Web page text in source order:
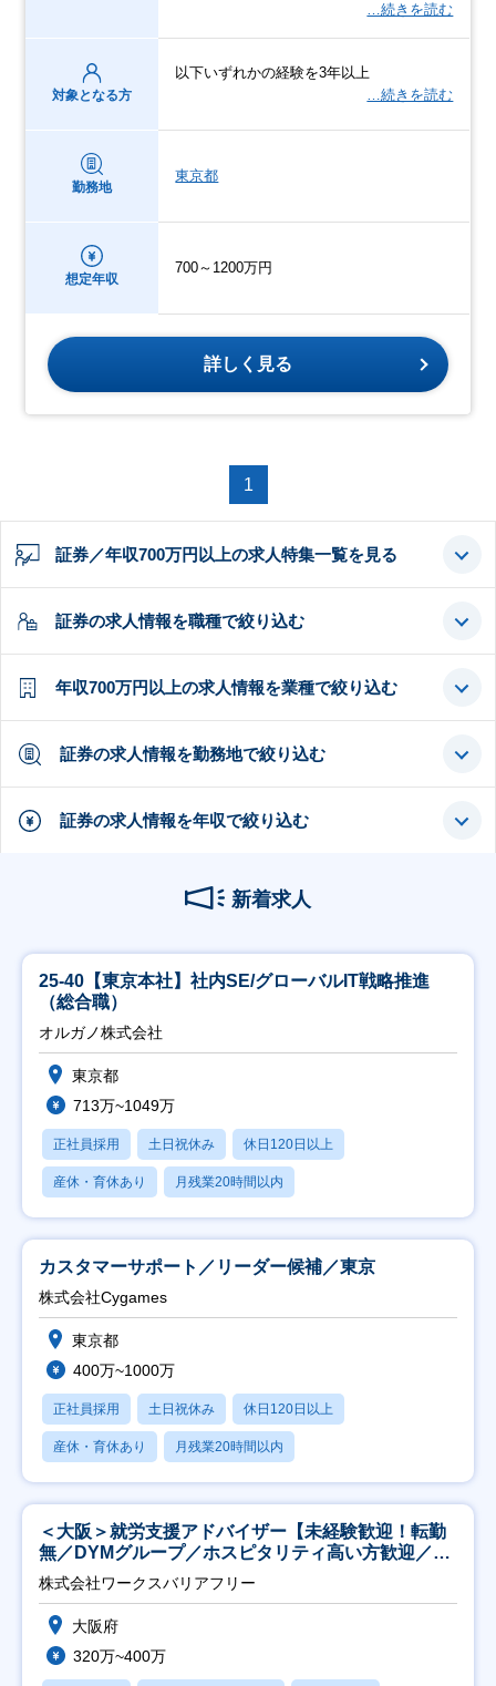
…続きを読む
対象となる方
以下いずれかの経験を3年以上
…続きを読む
勤務地
東京都
想定年収
700～1200万円
詳しく見る
1
証券／年収700万円以上の求人特集一覧を見る
証券の求人情報を職種で絞り込む
年収700万円以上の求人情報を業種で絞り込む
証券の求人情報を勤務地で絞り込む
証券の求人情報を年収で絞り込む
新着求人
25-40【東京本社】社内SE/グローバルIT戦略推進
（総合職）
オルガノ株式会社
東京都
713万~1049万
正社員採用 土日祝休み 休日120日以上
産休・育休あり 月残業20時間以内
カスタマーサポート／リーダー候補／東京
株式会社Cygames
東京都
400万~1000万
正社員採用 土日祝休み 休日120日以上
産休・育休あり 月残業20時間以内
＜大阪＞就労支援アドバイザー【未経験歓迎！転勤
無／DYMグループ／ホスピタリティ高い方歓迎／土
日祝】
株式会社ワークスバリアフリー
大阪府
320万~400万